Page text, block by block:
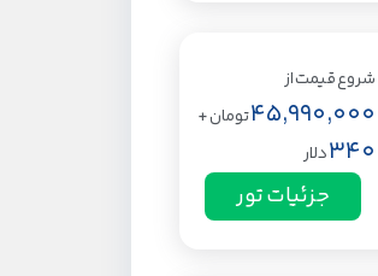
شروع قیمت از
45,990,000تومان+
340دلار
جزئیات تور